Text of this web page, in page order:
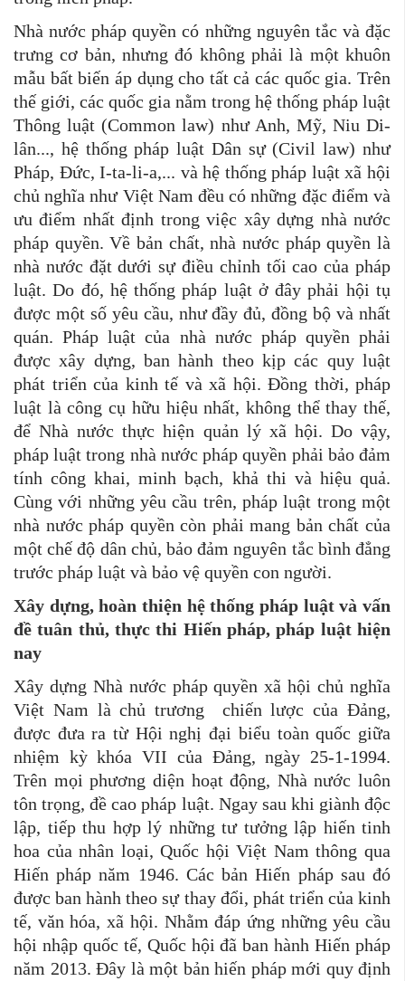
Nhà nước pháp quyền có những nguyên tắc và đặc
trưng cơ bản, nhưng đó không phải là một khuôn
mẫu bất biến áp dụng cho tất cả các quốc gia. Trên
thế giới, các quốc gia nằm trong hệ thống pháp luật
Thông luật (Common law) như Anh, Mỹ, Niu Di-
lân..., hệ thống pháp luật Dân sự (Civil law) như
Pháp, Đức, I-ta-li-a,... và hệ thống pháp luật xã hội
chủ nghĩa như Việt Nam đều có những đặc điểm và
ưu điểm nhất định trong việc xây dựng nhà nước
pháp quyền. Về bản chất, nhà nước pháp quyền là
nhà nước đặt dưới sự điều chỉnh tối cao của pháp
luật. Do đó, hệ thống pháp luật ở đây phải hội tụ
được một số yêu cầu, như đầy đủ, đồng bộ và nhất
quán. Pháp luật của nhà nước pháp quyền phải
được xây dựng, ban hành theo kịp các quy luật
phát triển của kinh tế và xã hội. Đồng thời, pháp
luật là công cụ hữu hiệu nhất, không thể thay thế,
để Nhà nước thực hiện quản lý xã hội. Do vậy,
pháp luật trong nhà nước pháp quyền phải bảo đảm
tính công khai, minh bạch, khả thi và hiệu quả.
Cùng với những yêu cầu trên, pháp luật trong một
nhà nước pháp quyền còn phải mang bản chất của
một chế độ dân chủ, bảo đảm nguyên tắc bình đẳng
trước pháp luật và bảo vệ quyền con người.
Xây dựng, hoàn thiện hệ thống pháp luật và vấn
đề tuân thủ, thực thi Hiến pháp, pháp luật hiện
nay
Xây dựng Nhà nước pháp quyền xã hội chủ nghĩa
Việt Nam là chủ trương chiến lược của Đảng,
được đưa ra từ Hội nghị đại biểu toàn quốc giữa
nhiệm kỳ khóa VII của Đảng, ngày 25-1-1994.
Trên mọi phương diện hoạt động, Nhà nước luôn
tôn trọng, đề cao pháp luật. Ngay sau khi giành độc
lập, tiếp thu hợp lý những tư tưởng lập hiến tinh
hoa của nhân loại, Quốc hội Việt Nam thông qua
Hiến pháp năm 1946. Các bản Hiến pháp sau đó
được ban hành theo sự thay đổi, phát triển của kinh
tế, văn hóa, xã hội. Nhằm đáp ứng những yêu cầu
hội nhập quốc tế, Quốc hội đã ban hành Hiến pháp
năm 2013. Đây là một bản hiến pháp mới quy định